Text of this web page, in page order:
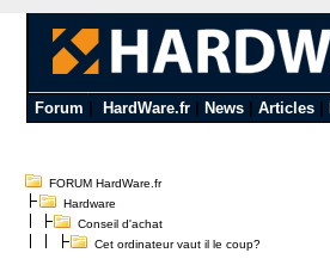
Forum HardWare.fr| News| Articles|
FORUM HardWare.fr
Hardware
Conseil d'achat
Cet ordinateur vaut il le coup?